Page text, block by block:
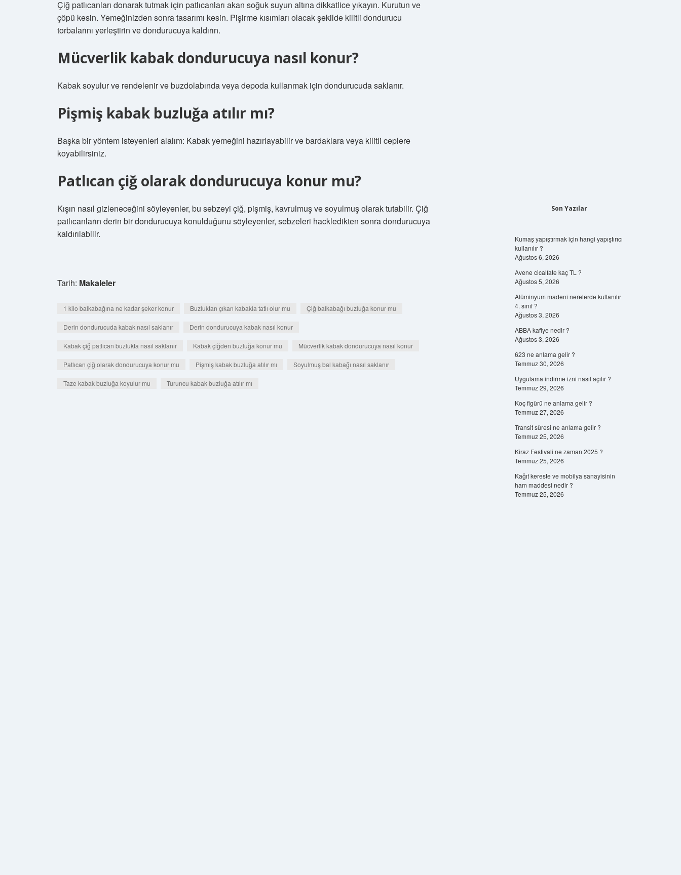
Çiğ patlıcanları donarak tutmak için patlıcanları akan soğuk suyun altına dikkatlice yıkayın. Kurutun ve
çöpü kesin. Yemeğinizden sonra tasarımı kesin. Pişirme kısımları olacak şekilde kilitli dondurucu
torbalarını yerleştirin ve dondurucuya kaldırın.
Mücverlik kabak dondurucuya nasıl konur?
Kabak soyulur ve rendelenir ve buzdolabında veya depoda kullanmak için dondurucuda saklanır.
Pişmiş kabak buzluğa atılır mı?
Başka bir yöntem isteyenleri alalım: Kabak yemeğini hazırlayabilir ve bardaklara veya kilitli ceplere
koyabilirsiniz.
Patlıcan çiğ olarak dondurucuya konur mu?
Kışın nasıl gizleneceğini söyleyenler, bu sebzeyi çiğ, pişmiş, kavrulmuş ve soyulmuş olarak tutabilir. Çiğ
patlıcanların derin bir dondurucuya konulduğunu söyleyenler, sebzeleri hackledikten sonra dondurucuya
kaldırılabilir.
Tarih: Makaleler
1 kilo balkabağına ne kadar şeker konur Buzluktan çıkan kabakla tatlı olur mu Çiğ balkabağı buzluğa konur mu
Derin dondurucuda kabak nasıl saklanır Derin dondurucuya kabak nasıl konur
Kabak çiğ patlıcan buzlukta nasıl saklanır Kabak çiğden buzluğa konur mu Mücverlik kabak dondurucuya nasıl konur
Patlıcan çiğ olarak dondurucuya konur mu Pişmiş kabak buzluğa atılır mı Soyulmuş bal kabağı nasıl saklanır
Taze kabak buzluğa koyulur mu Turuncu kabak buzluğa atılır mı
Son Yazılar
Kumaş yapıştırmak için hangi yapıştırıcı
kullanılır ?
Ağustos 6, 2026
Avene cicalfate kaç TL ?
Ağustos 5, 2026
Alüminyum madeni nerelerde kullanılır
4. sınıf ?
Ağustos 3, 2026
ABBA kafiye nedir ?
Ağustos 3, 2026
623 ne anlama gelir ?
Temmuz 30, 2026
Uygulama indirme izni nasıl açılır ?
Temmuz 29, 2026
Koç figürü ne anlama gelir ?
Temmuz 27, 2026
Transit süresi ne anlama gelir ?
Temmuz 25, 2026
Kiraz Festivali ne zaman 2025 ?
Temmuz 25, 2026
Kağıt kereste ve mobilya sanayisinin
ham maddesi nedir ?
Temmuz 25, 2026